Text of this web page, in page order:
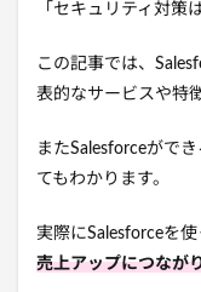
「セキュリティ対策
この記事では、
表的なサービスや特
またSalesforceがで
てもわかります。
実際にSalesforceを
売上アップにつなが